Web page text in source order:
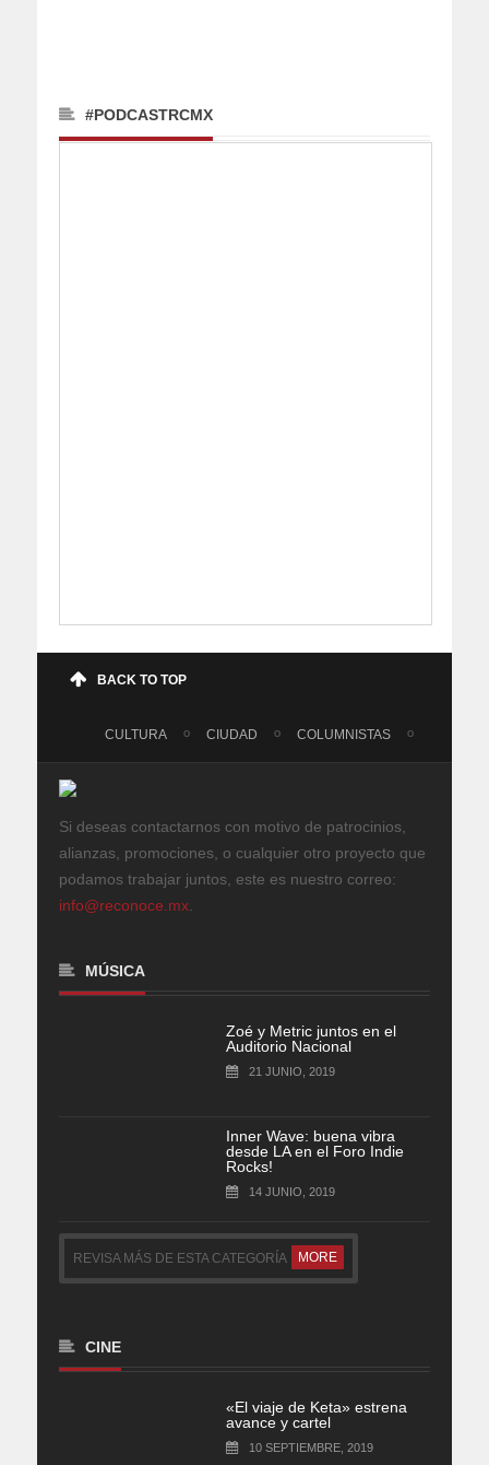
#PODCASTRCMX
BACK TO TOP
CULTURA CIUDAD COLUMNISTAS
Si deseas contactarnos con motivo de patrocinios,
alianzas, promociones, o cualquier otro proyecto que
podamos trabajar juntos, este es nuestro correo:
info@reconoce.mx
MÚSICA
Zoé y Metric juntos en el
Auditorio Nacional
21 JUNIO, 2019
Inner Wave: buena vibra
desde LA en el Foro Indie
Rocks!
14 JUNIO, 2019
REVISA MÁS DE ESTA CATEGORÍA MORE
CINE
«El viaje de Keta» estrena
avance y cartel
10 SEPTIEMBRE, 2019